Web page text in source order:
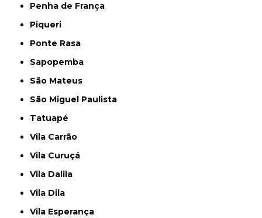
Penha de França
Piqueri
Ponte Rasa
Sapopemba
São Mateus
São Miguel Paulista
Tatuapé
Vila Carrão
Vila Curuçá
Vila Dalila
Vila Dila
Vila Esperança